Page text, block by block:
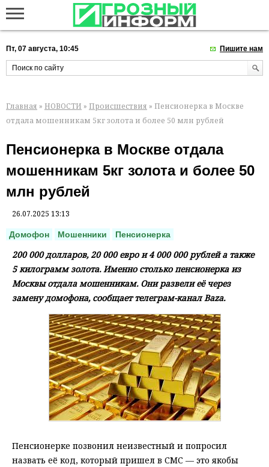
Пт, 07 августа, 10:45 Пишите нам
Главная » НОВОСТИ » Происшествия » Пенсионерка в Москве
отдала мошенникам 5кг золота и более 50 млн рублей
Пенсионерка в Москве отдала
мошенникам 5кг золота и более 50
млн рублей
26.07.2025 13:13
Домофон Мошенники Пенсионерка
200 000 долларов, 20 000 евро и 4 000 000 рублей а также
5 килограмм золота. Именно столько пенсионерка из
Москвы отдала мошенникам. Они развели её через
замену домофона, сообщает телеграм-канал Baza.
Пенсионерке позвонил неизвестный и попросил
назвать её код, который пришел в СМС — это якобы